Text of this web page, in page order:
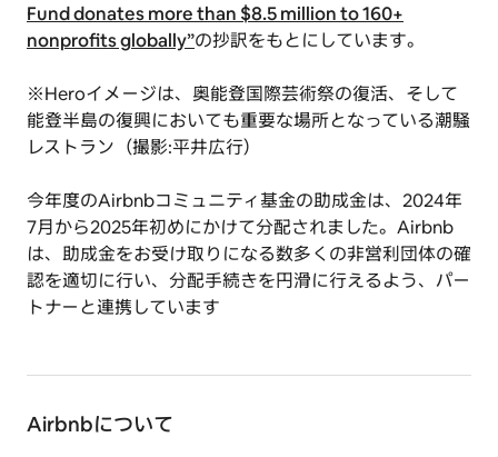
Fund donates more than $8.5 million to 160+
nonprofits globally”の抄訳をもとにしています。
※Heroイメージは、奥能登国際芸術祭の復活、そして
能登半島の復興においても重要な場所となっている潮騒
レストラン（撮影:平井広行）
今年度のAirbnbコミュニティ基金の助成金は、2024年
7月から2025年初めにかけて分配されました。Airbnb
は、助成金をお受け取りになる数多くの非営利団体の確
認を適切に行い、分配手続きを円滑に行えるよう、パー
トナーと連携しています
Airbnbについて